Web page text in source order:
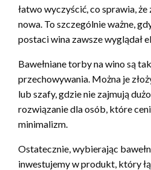
łatwo wyczyścić, co sprawia,
nowa. To szczególnie ważne,
postaci wina zawsze wyglądał
Bawełniane torby na wino są
przechowywania. Można je
lub szafy, gdzie nie zajmują
rozwiązanie dla osób, które
minimalizm.
Ostatecznie, wybierając
inwestujemy w produkt, który